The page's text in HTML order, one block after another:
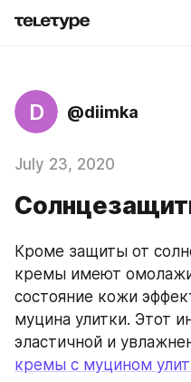
D @diimka
July 23, 2020
Кроме защиты от
кремы имеют
состояние кожи
муцина улитки. Этот
эластичной и
кремы с муцином